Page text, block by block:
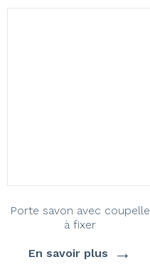
Porte savon avec coupelle
à fixer
En savoir plus →